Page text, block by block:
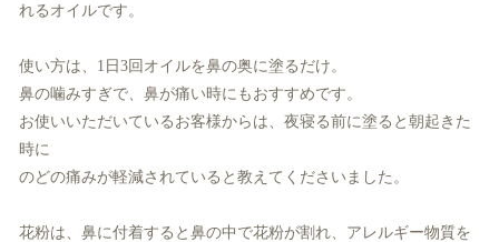
れるオイルです。
使い方は、1日3回オイルを鼻の奥に塗るだけ。
鼻の噛みすぎで、鼻が痛い時にもおすすめです。
お使いいただいているお客様からは、夜寝る前に塗ると朝起きた
時に
のどの痛みが軽減されていると教えてくださいました。
花粉は、鼻に付着すると鼻の中で花粉が割れ、アレルギー物質を